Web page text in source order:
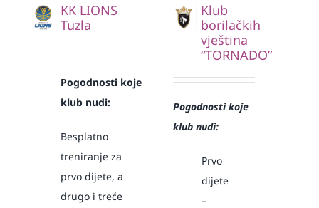
KK LIONS
Tuzla
Pogodnosti koje
klub nudi:
Besplatno
treniranje za
prvo dijete, a
drugo i treće
Klub
borilačkih
vještina
“TORNADO”
Pogodnosti koje
klub nudi:
Prvo
dijete
–